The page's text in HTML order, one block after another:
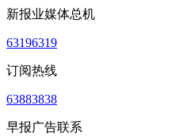
新报业媒体总机
63196319
订阅热线
63883838
早报广告联系